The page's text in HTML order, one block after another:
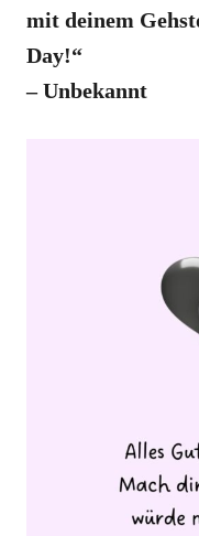
mit deinem
Day!“
– Unbekannt